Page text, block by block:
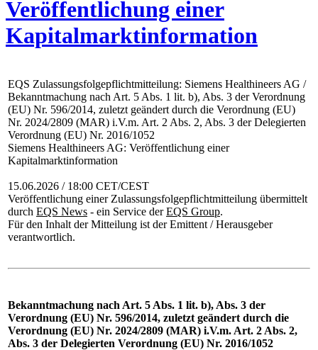
Veröffentlichung einer
Kapitalmarktinformation
EQS Zulassungsfolgepflichtmitteilung: Siemens Healthineers AG /
Bekanntmachung nach Art. 5 Abs. 1 lit. b), Abs. 3 der Verordnung
(EU) Nr. 596/2014, zuletzt geändert durch die Verordnung (EU)
Nr. 2024/2809 (MAR) i.V.m. Art. 2 Abs. 2, Abs. 3 der Delegierten
Verordnung (EU) Nr. 2016/1052
Siemens Healthineers AG: Veröffentlichung einer
Kapitalmarktinformation
15.06.2026 / 18:00 CET/CEST
Veröffentlichung einer Zulassungsfolgepflichtmitteilung übermittelt
durch EQS News - ein Service derEQS Group.
Für den Inhalt der Mitteilung ist der Emittent / Herausgeber
verantwortlich.
Bekanntmachung nach Art. 5 Abs. 1 lit. b), Abs. 3 der
Verordnung (EU) Nr. 596/2014, zuletzt geändert durch die
Verordnung (EU) Nr. 2024/2809 (MAR) i.V.m. Art. 2 Abs. 2,
Abs. 3 der Delegierten Verordnung (EU) Nr. 2016/1052